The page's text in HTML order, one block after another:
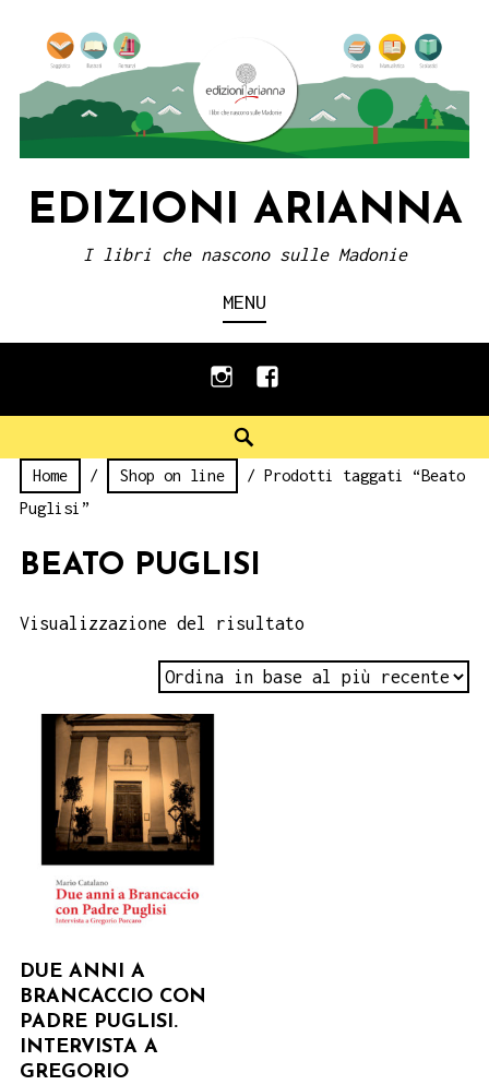
content
EDIZIONI ARIANNA
I libri che nascono sulle Madonie
MENU
instagramfacebook
Home / Shop on line
/ Prodotti taggati “Beato
Puglisi”
BEATO PUGLISI
Visualizzazione del risultato
DUE ANNI A
BRANCACCIO CON
PADRE PUGLISI.
INTERVISTA A
GREGORIO